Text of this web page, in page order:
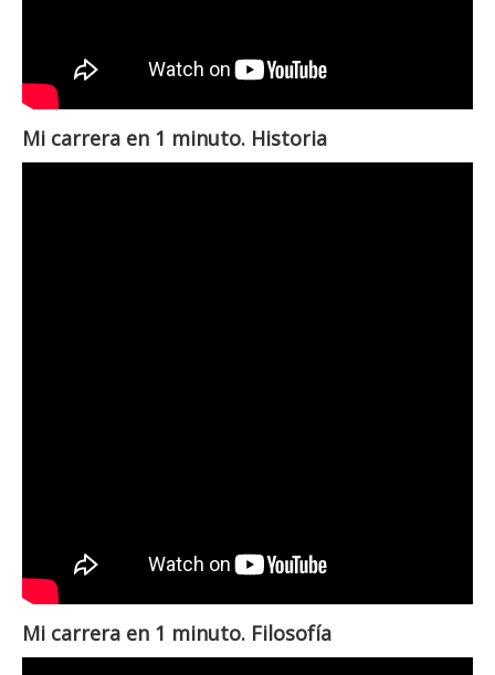
Mi carrera en 1 minuto. Historia
Mi carrera en 1 minuto. Filosofía